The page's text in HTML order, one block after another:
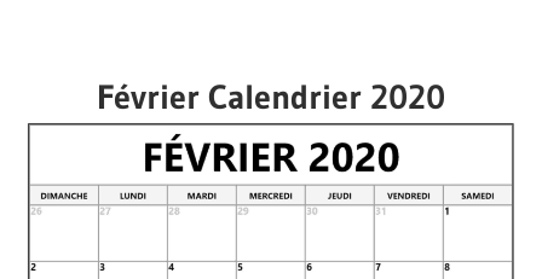
Février Calendrier 2020